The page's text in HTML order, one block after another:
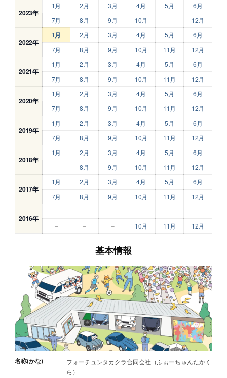
2023年
1月 2月 3月 4月 5月
6月
7月
8月 9月 10月 – 12月
2022年
1月 2月 3月 4月 5月
6月
7月
8月 9月 10月 11月 12月
2021年
1月 2月 3月 4月 5月
6月
7月
8月 9月 10月 11月 12月
2020年
1月 2月 3月 4月 5月
6月
7月
8月 9月 10月 11月 12月
2019年
1月 2月 3月 4月 5月
6月
7月
8月 9月 10月 11月 12月
2018年
1月 2月 3月 4月 5月
6月
–
8月 9月 10月 11月 12月
2017年
1月 2月 3月 4月 5月
6月
7月
8月 9月 10月 11月 12月
2016年
– – – – –
–
–
– – 10月 11月 12月
基本情報
名称(かな)
フォーチュンタカクラ合同会社（ふぉーちゅんたかく
ら）